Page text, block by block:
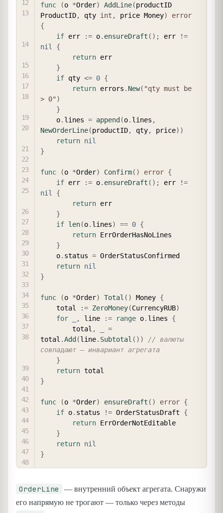
func (o *Order) AddLine(productID
ProductID, qty int , price Money)
error
{
if err := o. ensureDraft ( ) ; err
!=
nil
{
return err
}
if qty <= 0 {
return errors . New( "qty must be
> 0")
}
	o
. lines = append (o. lines ,
NewOrderLine(productID, qty, price) )
return nil
}
func (o *Order) Confirm( ) error {
if err := o. ensureDraft ( ) ; err
!=
nil
{
return err
}
if len(o. lines) == 0 {
return ErrOrderHasNoLines
}
	o
. status = OrderStatusConfirmed
return nil
}
func (o *Order) Total ( ) Money {
	total
:= ZeroMoney(CurrencyRUB)
for
, line := range o. lines {
		total
,
=
total .Add (line. Subtotal ( ) )
// валюты
совпадают — инвариант агрегата
}
return
}
func (o *Order) ensureDraft ( ) error {
if o. status != OrderStatusDraft {
return ErrOrderNotEditable
}
return nil
}
OrderLine
— внутренний объект агрегата. Снаружи
его напрямую не трогают — только через методы